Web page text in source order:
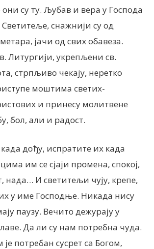
они су ту. Љубав и вера у Господа
снажнији су од
јачи од свих обавеза.
Литургији, укрепљени св.
стрпљиво чекају, неретко
моштима светих-
и принесу молитвене
бол, али и радост.
дођу, испратите их када
им се сјаји промена, спокој,
нада… И светитељи чују, крепе,
у име Господње. Никада нису
паузу. Вечито дежурају у
Да ли су нам потребна чуда.
потребан сусрет са Богом,